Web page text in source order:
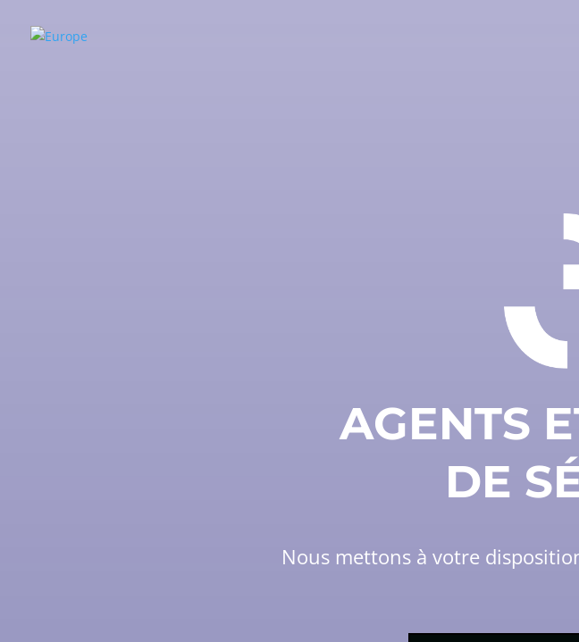
AGENTS
DE
Nous mettons à votre